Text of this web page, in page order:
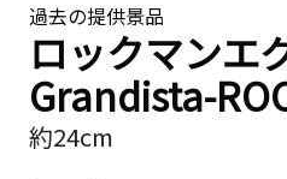
過去の提供景品
ロックマンエ
Grandista-
約24cm